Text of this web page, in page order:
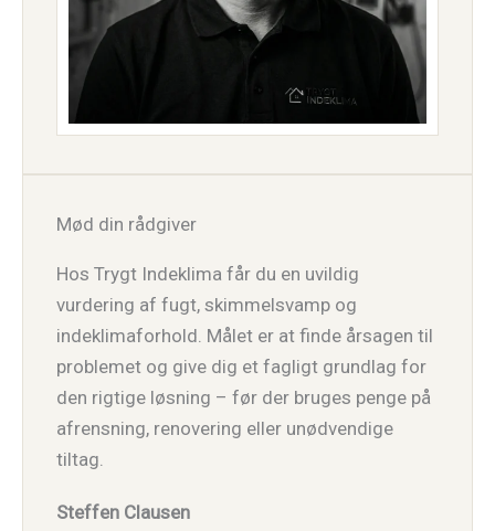
Mød din rådgiver
Hos Trygt Indeklima får du en uvildig
vurdering af fugt, skimmelsvamp og
indeklimaforhold. Målet er at finde årsagen til
problemet og give dig et fagligt grundlag for
den rigtige løsning – før der bruges penge på
afrensning, renovering eller unødvendige
tiltag.
Steffen Clausen